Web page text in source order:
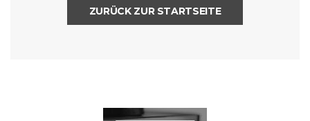
ZURÜCK ZUR STARTSEITE